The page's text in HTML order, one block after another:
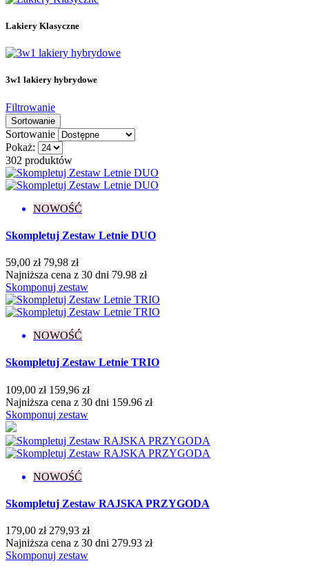
Lakiery Klasyczne
3w1 lakiery hybrydowe
Filtrowanie
Sortowanie
Sortowanie
Pokaż:
302 produktów
NOWOŚĆ
Skompletuj Zestaw Letnie DUO
59,00 zł 79,98 zł
Najniższa cena z 30 dni 79.98 zł
Skomponuj zestaw
NOWOŚĆ
Skompletuj Zestaw Letnie TRIO
109,00 zł 159,96 zł
Najniższa cena z 30 dni 159.96 zł
Skomponuj zestaw
NOWOŚĆ
Skompletuj Zestaw RAJSKA PRZYGODA
179,00 zł 279,93 zł
Najniższa cena z 30 dni 279.93 zł
Skomponuj zestaw